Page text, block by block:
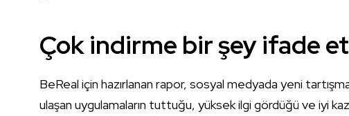
Çok indirme bir şey ifade
BeReal için hazırlanan rapor, sosyal medyada yeni
ulaşan uygulamaların tuttuğu, yüksek ilgi gördüğü ve iyi